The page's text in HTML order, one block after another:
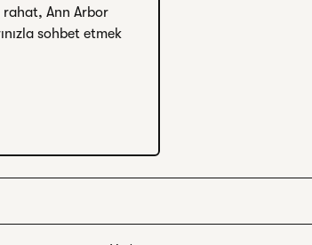
rahat, Ann Arbor
sohbet etmek